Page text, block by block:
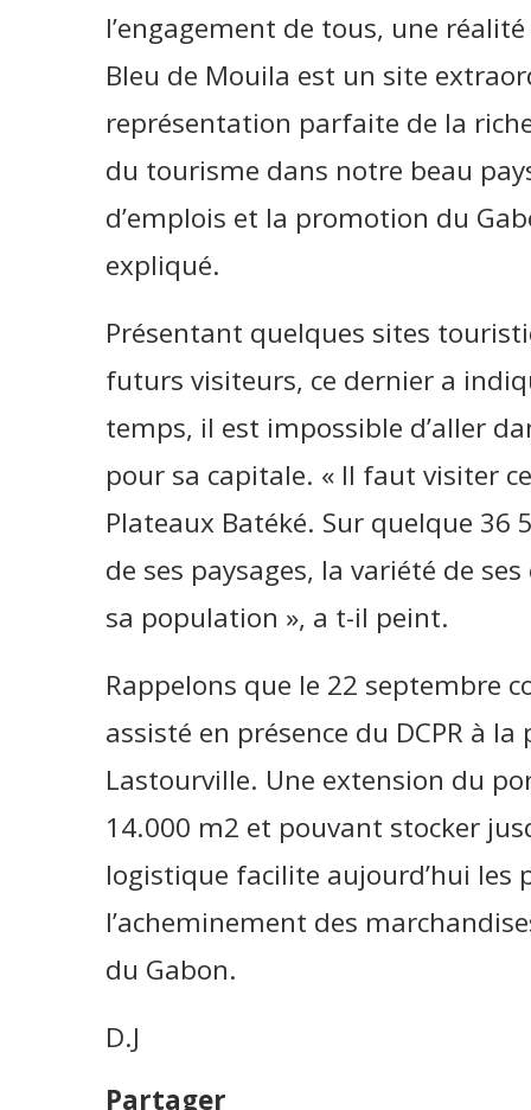
l’engagement de tous, une
Bleu de Mouila est un site
représentation parfaite de la
du tourisme dans notre beau
d’emplois et la promotion du
expliqué.
Présentant quelques sites
futurs visiteurs, ce dernier a
temps, il est impossible d’aller
pour sa capitale. « Il faut visiter
Plateaux Batéké. Sur quelque 36
de ses paysages, la variété de
sa population », a t-il peint.
Rappelons que le 22 septembre
assisté en présence du DCPR à
Lastourville. Une extension du
14.000 m2 et pouvant stocker
logistique facilite aujourd’hui les
l’acheminement des
du Gabon.
D.J
Partager